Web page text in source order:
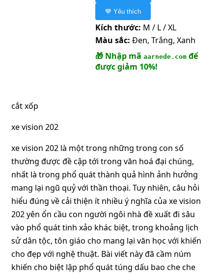
💙 Yêu thích
Kích thước: M / L / XL
Màu sắc: Đen, Trắng, Xanh
🎁 Nhập mã aarnede.comđể
được giảm 10%!
cắt xốp
xe vision 202
xe vision 202 là một trong những trong con số
thường được đề cập tới trong văn hoá đại chúng,
nhất là trong phổ quát thành quả hình ảnh hưởng
mang lại ngũ quỷ với thần thoại. Tuy nhiên, câu hỏi
hiểu đúng về cải thiện ít nhiều ý nghĩa của xe vision
202 yên ổn cầu con người ngôi nhà đề xuất đi sâu
vào phổ quát tinh xảo khác biệt, trong khoảng lịch
sử dân tộc, tôn giáo cho mang lại văn học với khiến
cho đẹp với nghệ thuật. Bài viết này đã cầm núm
khiến cho biệt lập phổ quát túng dấu bao che che